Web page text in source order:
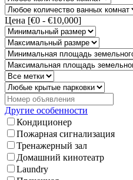
Цена [€0 - €10,000]
Другие особенности
Кондиционер
Пожарная сигнализация
Тренажерный зал
Домашний кинотеатр
Laundry